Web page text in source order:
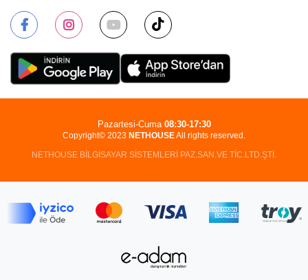
Copyright© 2023 NETHOUSEAll rights reserved.
NETHOUSE BİLGİSAYAR SİSTEMLERİ PAZ.SAN.VE TİC.LTD.ŞTİ.
Pazartesi-Cuma 08:30-17:30